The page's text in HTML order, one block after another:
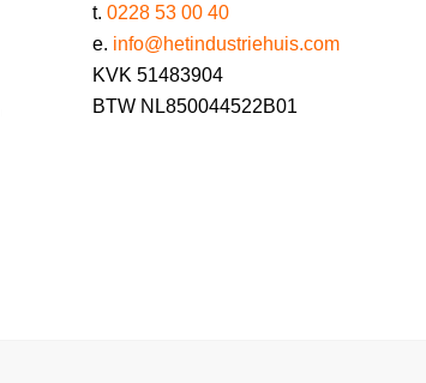
t. 0228 53 00 40
e. info@hetindustriehuis.com
KVK 51483904
BTW NL850044522B01